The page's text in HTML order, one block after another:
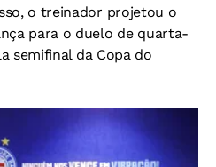
o treinador projetou o
para o duelo de quarta-
semifinal da Copa do